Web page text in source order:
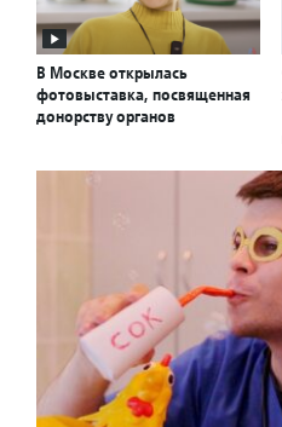
В Москве открылась
фотовыставка, посвященная
донорству органов